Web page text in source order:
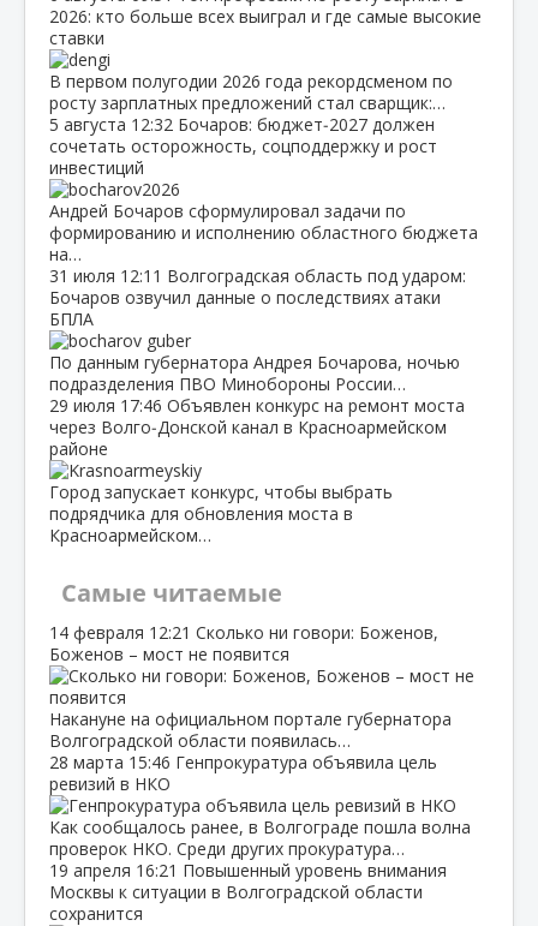
2026: кто больше всех выиграл и где самые высокие
ставки
В первом полугодии 2026 года рекордсменом по
росту зарплатных предложений стал сварщик:…
5 августа 12:32 Бочаров: бюджет‑2027 должен
сочетать осторожность, соцподдержку и рост
инвестиций
Андрей Бочаров сформулировал задачи по
формированию и исполнению областного бюджета
на…
31 июля 12:11 Волгоградская область под ударом:
Бочаров озвучил данные о последствиях атаки
БПЛА
По данным губернатора Андрея Бочарова, ночью
подразделения ПВО Минобороны России…
29 июля 17:46 Объявлен конкурс на ремонт моста
через Волго‑Донской канал в Красноармейском
районе
Город запускает конкурс, чтобы выбрать
подрядчика для обновления моста в
Красноармейском…
Самые читаемые
14 февраля 12:21 Сколько ни говори: Боженов,
Боженов – мост не появится
Накануне на официальном портале губернатора
Волгоградской области появилась…
28 марта 15:46 Генпрокуратура объявила цель
ревизий в НКО
Как сообщалось ранее, в Волгограде пошла волна
проверок НКО. Среди других прокуратура…
19 апреля 16:21 Повышенный уровень внимания
Москвы к ситуации в Волгоградской области
сохранится